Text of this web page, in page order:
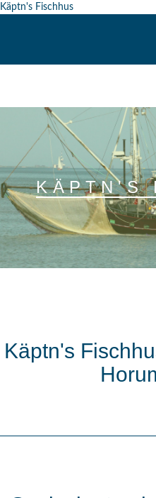
Käptn's Fischhus
KÄPTN'S
Käptn's